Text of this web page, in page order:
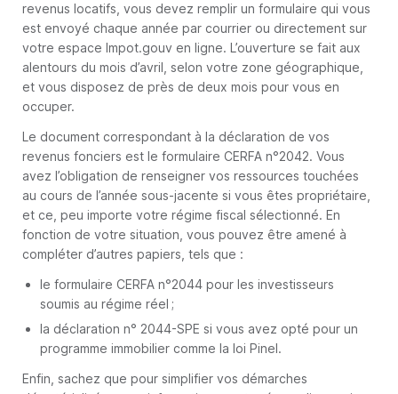
revenus locatifs, vous devez remplir un formulaire qui vous
est envoyé chaque année par courrier ou directement sur
votre espace Impot.gouv en ligne. L’ouverture se fait aux
alentours du mois d’avril, selon votre zone géographique,
et vous disposez de près de deux mois pour vous en
occuper.
Le document correspondant à la déclaration de vos
revenus fonciers est le formulaire CERFA n°2042. Vous
avez l’obligation de renseigner vos ressources touchées
au cours de l’année sous-jacente si vous êtes propriétaire,
et ce, peu importe votre régime fiscal sélectionné. En
fonction de votre situation, vous pouvez être amené à
compléter d’autres papiers, tels que :
le formulaire CERFA n°2044 pour les investisseurs
soumis au régime réel ;
la déclaration n° 2044-SPE si vous avez opté pour un
programme immobilier comme la loi Pinel.
Enfin, sachez que pour simplifier vos démarches